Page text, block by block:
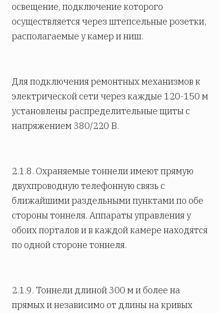
освещение, подключение которого
осуществляется через штепсельные розетки,
располагаемые у камер и ниш.
Для подключения ремонтных механизмов к
электрической сети через каждые 120-150 м
установлены распределительные щиты с
напряжением 380/220 В.
2.1.8. Охраняемые тоннели имеют прямую
двухпроводную телефонную связь с
ближайшими раздельными пунктами по обе
стороны тоннеля. Аппараты управления у
обоих порталов и в каждой камере находятся
по одной стороне тоннеля.
2.1.9. Тоннели длиной 300 м и более на
прямых и независимо от длины на кривых